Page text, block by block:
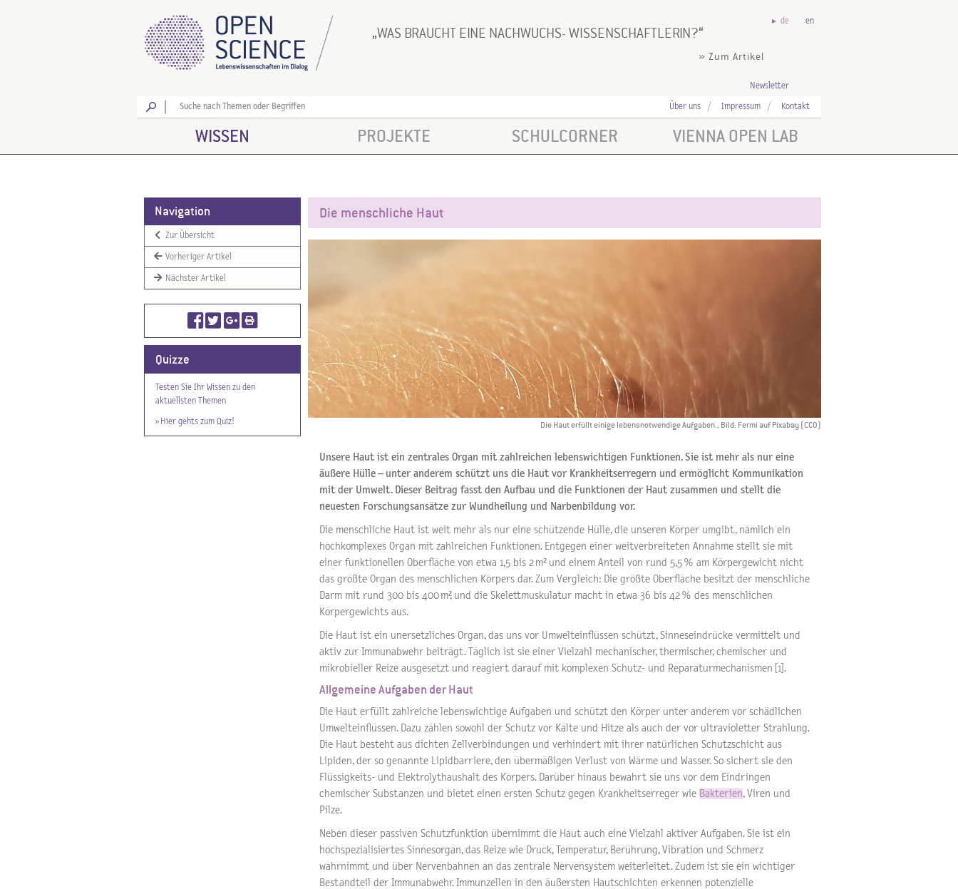
WAS BRAUCHT EINE NACHWUCHS- WISSENSCHAFTLERIN?
» Zum Artikel
de en
Newsletter
Los
Über uns Impressum Kontakt
WISSEN PROJEKTE SCHULCORNER VIENNA OPEN LAB
Navigation
Zur Übersicht
Vorheriger Artikel
Nächster Artikel
Quizze
Testen Sie Ihr Wissen zu den
aktuellsten Themen
» Hier gehts zum Quiz!
Die menschliche Haut
Die Haut erfüllt einige lebensnotwendige Aufgaben., Bild: Fermi auf Pixabay (CC0)
Unsere Haut ist ein zentrales Organ mit zahlreichen lebenswichtigen Funktionen. Sie ist mehr als nur eine
äußere Hülle – unter anderem schützt uns die Haut vor Krankheitserregern und ermöglicht Kommunikation
mit der Umwelt. Dieser Beitrag fasst den Aufbau und die Funktionen der Haut zusammen und stellt die
neuesten Forschungsansätze zur Wundheilung und Narbenbildung vor.
Die menschliche Haut ist weit mehr als nur eine schützende Hülle, die unseren Körper umgibt, nämlich ein
hochkomplexes Organ mit zahlreichen Funktionen. Entgegen einer weitverbreiteten Annahme stellt sie mit
einer funktionellen Oberfläche von etwa 1,5 bis 2 m² und einem Anteil von rund 5,5 % am Körpergewicht nicht
das größte Organ des menschlichen Körpers dar. Zum Vergleich: Die größte Oberfläche besitzt der menschliche
Darm mit rund 300 bis 400 m², und die Skelettmuskulatur macht in etwa 36 bis 42 % des menschlichen
Körpergewichts aus.
Die Haut ist ein unersetzliches Organ, das uns vor Umwelteinflüssen schützt, Sinneseindrücke vermittelt und
aktiv zur Immunabwehr beiträgt. Täglich ist sie einer Vielzahl mechanischer, thermischer, chemischer und
mikrobieller Reize ausgesetzt und reagiert darauf mit komplexen Schutz- und Reparaturmechanismen [1].
Allgemeine Aufgaben der Haut
Die Haut erfüllt zahlreiche lebenswichtige Aufgaben und schützt den Körper unter anderem vor schädlichen
Umwelteinflüssen. Dazu zählen sowohl der Schutz vor Kälte und Hitze als auch der vor ultravioletter Strahlung.
Die Haut besteht aus dichten Zellverbindungen und verhindert mit ihrer natürlichen Schutzschicht aus
Lipiden, der so genannte Lipidbarriere, den übermäßigen Verlust von Wärme und Wasser. So sichert sie den
Flüssigkeits- und Elektrolythaushalt des Körpers. Darüber hinaus bewahrt sie uns vor dem Eindringen
chemischer Substanzen und bietet einen ersten Schutz gegen Krankheitserreger wie Bakterien, Viren und
Pilze.
Neben dieser passiven Schutzfunktion übernimmt die Haut auch eine Vielzahl aktiver Aufgaben. Sie ist ein
hochspezialisiertes Sinnesorgan, das Reize wie Druck, Temperatur, Berührung, Vibration und Schmerz
wahrnimmt und über Nervenbahnen an das zentrale Nervensystem weiterleitet. Zudem ist sie ein wichtiger
Bestandteil der Immunabwehr. Immunzellen in den äußersten Hautschichten erkennen potenzielle